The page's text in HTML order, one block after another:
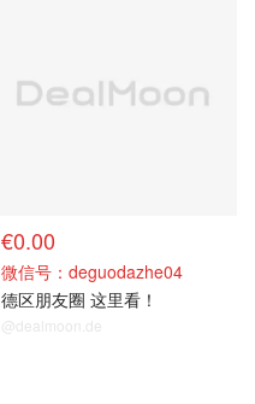
€0.00
微信号：deguodazhe04
德区朋友圈 这里看！
@dealmoon.de